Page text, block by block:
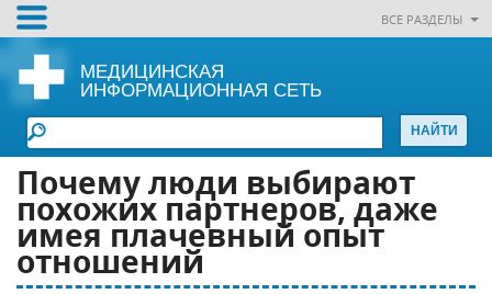
ВСЕ РАЗДЕЛЫ
МЕДИЦИНСКАЯ
ИНФОРМАЦИОННАЯ СЕТЬ
Почему люди выбирают
похожих партнеров, даже
имея плачевный опыт
отношений